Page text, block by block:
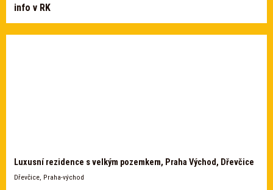
info v RK
Luxusní rezidence s velkým pozemkem, Praha Východ, Dřevčice
Dřevčice, Praha-východ